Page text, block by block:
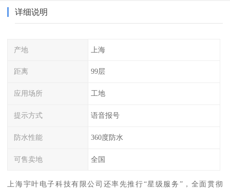
详细说明
产地 上海
距离 99层
应用场所 工地
提示方式 语音报号
防水性能 360度防水
可售卖地 全国
上海宇叶电子科技有限公司还率先推行“星级服务”，全面贯彻